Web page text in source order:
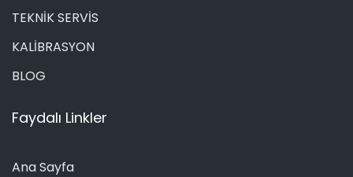
TEKNİK SERVİS
KALİBRASYON
BLOG
Faydalı Linkler
Ana Sayfa